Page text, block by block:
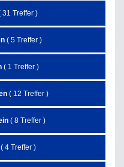
31 Treffer )
( 5 Treffer )
( 1 Treffer )
( 12 Treffer )
( 8 Treffer )
( 4 Treffer )